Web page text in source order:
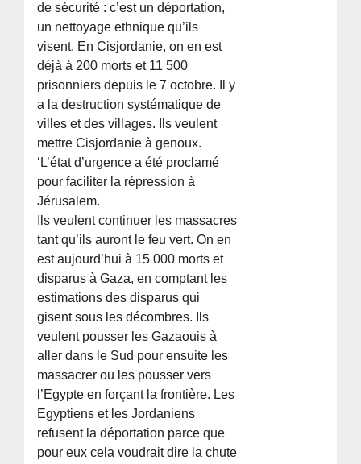
de sécurité : c’est un déportation,
un nettoyage ethnique qu’ils
visent. En Cisjordanie, on en est
déjà à 200 morts et 11 500
prisonniers depuis le 7 octobre. Il y
a la destruction systématique de
villes et des villages. Ils veulent
mettre Cisjordanie à genoux.
‘L’état d’urgence a été proclamé
pour faciliter la répression à
Jérusalem.
Ils veulent continuer les massacres
tant qu’ils auront le feu vert. On en
est aujourd’hui à 15 000 morts et
disparus à Gaza, en comptant les
estimations des disparus qui
gisent sous les décombres. Ils
veulent pousser les Gazaouis à
aller dans le Sud pour ensuite les
massacrer ou les pousser vers
l’Egypte en forçant la frontière. Les
Egyptiens et les Jordaniens
refusent la déportation parce que
pour eux cela voudrait dire la chute